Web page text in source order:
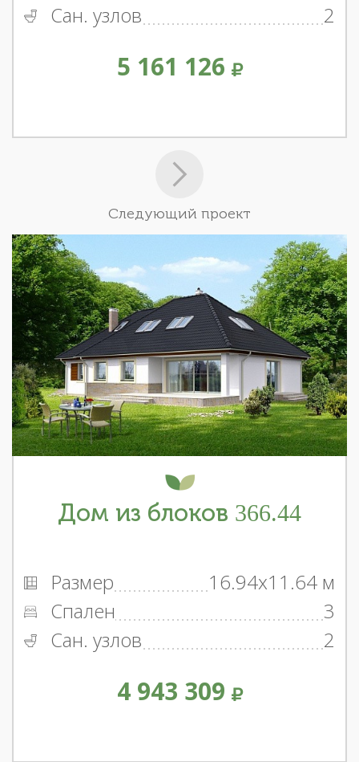
Сан. узлов
2
5 161 126
Следующий проект
Дом из блоков 366.44
Размер
16.94x11.64 м
Спален
3
Сан. узлов
2
4 943 309